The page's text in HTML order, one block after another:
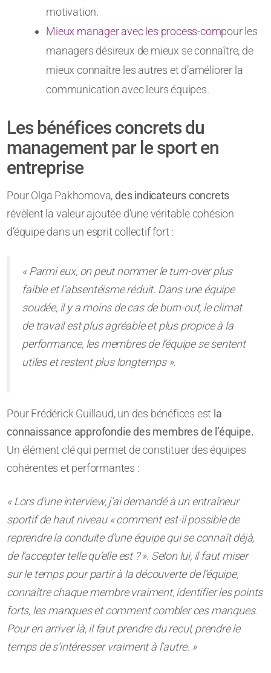
motivation.
Mieux manager avec les process-compour les
managers désireux de mieux se connaître, de
mieux connaître les autres et d’améliorer la
communication avec leurs équipes.
Les bénéfices concrets du
management par le sport en
entreprise
Pour Olga Pakhomova,des indicateurs concrets
révèlent la valeur ajoutée d’une véritable cohésion
d’équipe dans un esprit collectif fort :
« Parmi eux, on peut nommer le turn-over plus
faible et l’absentéisme réduit. Dans une équipe
soudée, il y a moins de cas de burn-out, le climat
de travail est plus agréable et plus propice à la
performance, les membres de l’équipe se sentent
utiles et restent plus longtemps ».
Pour Frédérick Guillaud, un des bénéfices est la
connaissance approfondie des membres de l’équipe.
Un élément clé qui permet de constituer des équipes
cohérentes et performantes :
« Lors d’une interview, j’ai demandé à un entraîneur
sportif de haut niveau « comment est-il possible de
reprendre la conduite d’une équipe qui se connaît déjà,
de l’accepter telle qu’elle est ? ». Selon lui, il faut miser
sur le temps pour partir à la découverte de l’équipe,
connaître chaque membre vraiment, identifier les points
forts, les manques et comment combler ces manques.
Pour en arriver là, il faut prendre du recul, prendre le
temps de s’intéresser vraiment à l’autre. »